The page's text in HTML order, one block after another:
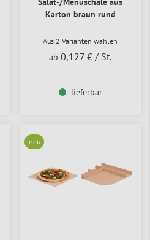
Karton braun rund
Aus 2 Varianten wählen
ab 0,127 € / St.
lieferbar
neu